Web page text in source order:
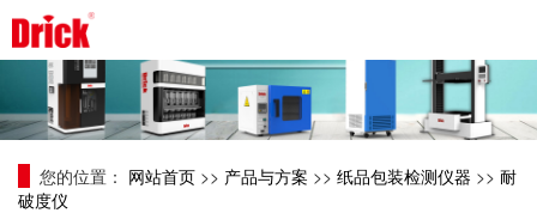
您的位置： 网站首页 >> 产品与方案 >> 纸品包装检测仪器 >> 耐
破度仪